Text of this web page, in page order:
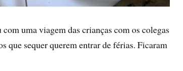
uma viagem das crianças com os colegas
que sequer querem entrar de férias. Ficaram